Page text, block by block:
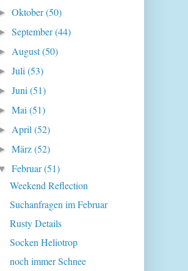
Oktober(50)
September(44)
August(50)
Juli(53)
Juni(51)
Mai(51)
April(52)
März(52)
Februar(51)
Weekend Reflection
Suchanfragen im Februar
Rusty Details
Socken Heliotrop
noch immer Schnee